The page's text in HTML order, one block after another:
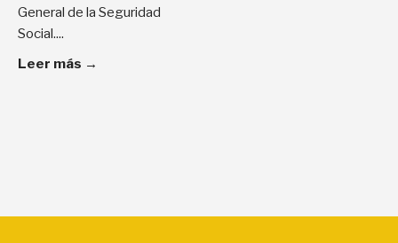
General de la Seguridad
Social....
Leer más →